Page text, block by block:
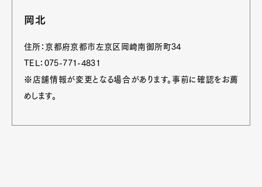
岡北
住所：京都府京都市左京区岡崎南御所町34
TEL：075-771-4831
※店舗情報が変更となる場合があります。事前に確認をお薦
めします。